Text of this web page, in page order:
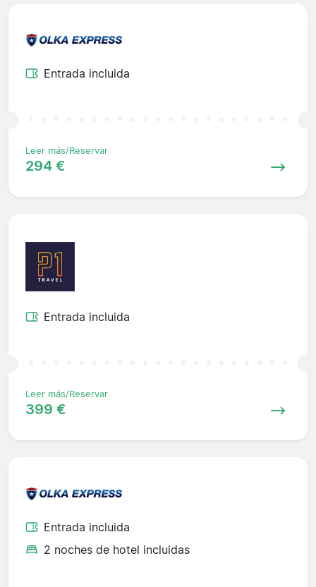
Entrada incluida
Leer más/Reservar
294 €
Entrada incluida
Leer más/Reservar
399 €
Entrada incluida
2 noches de hotel incluidas